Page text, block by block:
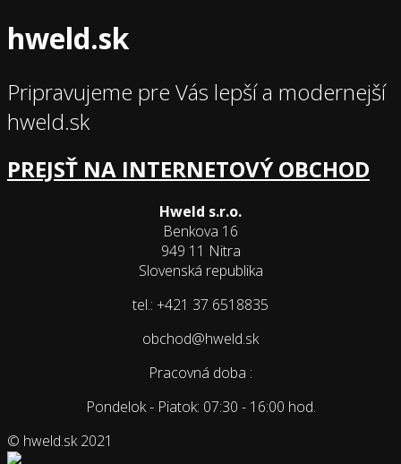
hweld.sk
Pripravujeme pre Vás lepší a modernejší
hweld.sk
PREJSŤ NA INTERNETOVÝ OBCHOD
Hweld s.r.o.
Benkova 16
949 11 Nitra
Slovenská republika
tel.: +421 37 6518835
obchod@hweld.sk
Pracovná doba :
Pondelok - Piatok: 07:30 - 16:00 hod.
© hweld.sk 2021